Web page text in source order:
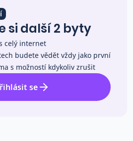
si další 2 byty
celý internet
budete vědět vždy jako první
s možností kdykoliv zrušit
se